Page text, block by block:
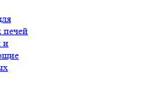
печей
и